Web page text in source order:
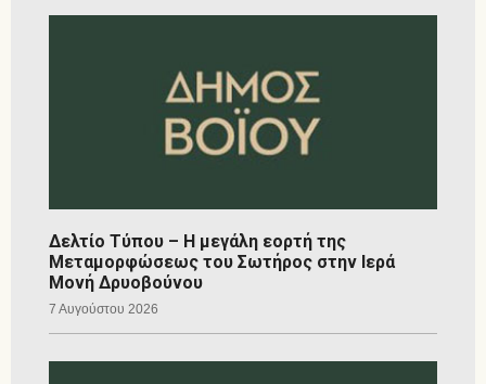
Δελτίο Τύπου – Η μεγάλη εορτή της
Μεταμορφώσεως του Σωτήρος στην Ιερά
Μονή Δρυοβούνου
7 Αυγούστου 2026